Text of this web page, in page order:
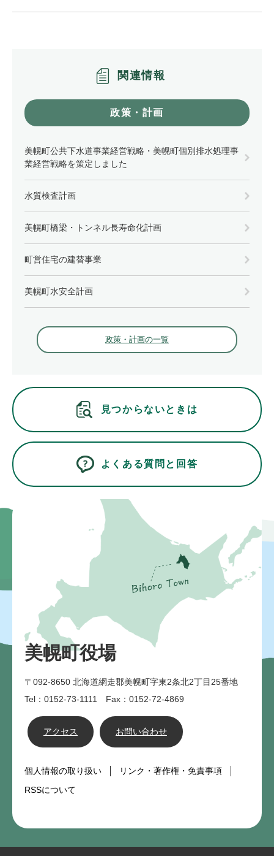
関連情報
政策・計画
美幌町公共下水道事業経営戦略・美幌町個別排水処理事
業経営戦略を策定しました
水質検査計画
美幌町橋梁・トンネル長寿命化計画
町営住宅の建替事業
美幌町水安全計画
政策・計画の一覧
見つからないときは
よくある質問と回答
美幌町役場
〒092-8650 北海道網走郡美幌町字東2条北2丁目25番地
Tel：0152-73-1111 Fax：0152-72-4869
アクセス お問い合わせ
個人情報の取り扱い
リンク・著作権・免責事項
RSSについて